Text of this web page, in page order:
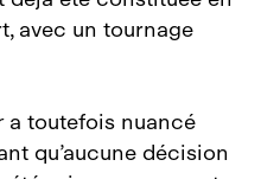
avec un tournage
a toutefois nuancé
qu’aucune décision